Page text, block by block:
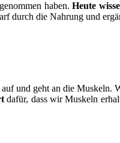
haben.Heute
durch die Nahrung und
und geht an die
dafür, dass wir Muskeln